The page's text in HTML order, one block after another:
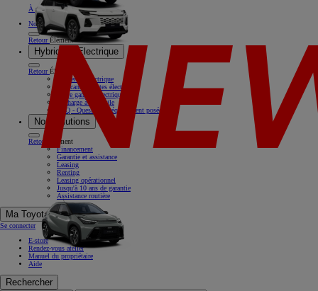
À partir de18.769 € (HTVA)
Nos offres
RetourÉlément
Hybride & Electrique
RetourÉlément
Rouler en électrique
Nos camionnettes électriques
Notre gamme électrique
Recharge à domicile
FAQ - Questions fréquemment posées
Nos solutions
Retour
Élément
Financement
Garantie et assistance
Leasing
Renting
Leasing opérationnel
Jusqu'à 10 ans de garantie
Assistance routière
Ma Toyota
Se connecter
E-store
Rendez-vous atelier
Manuel du propriétaire
Aide
Rechercher